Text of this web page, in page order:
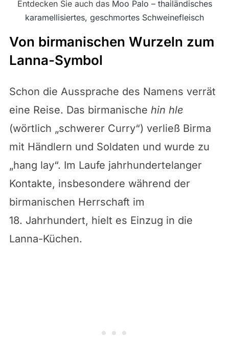
Entdecken Sie auch das Moo Palo – thailändisches
karamellisiertes, geschmortes Schweinefleisch
Von birmanischen Wurzeln zum
Lanna-Symbol
Schon die Aussprache des Namens verrät
eine Reise. Das birmanische hin hle
(wörtlich „schwerer Curry“) verließ Birma
mit Händlern und Soldaten und wurde zu
„hang lay“. Im Laufe jahrhundertelanger
Kontakte, insbesondere während der
birmanischen Herrschaft im
18. Jahrhundert, hielt es Einzug in die
Lanna-Küchen.